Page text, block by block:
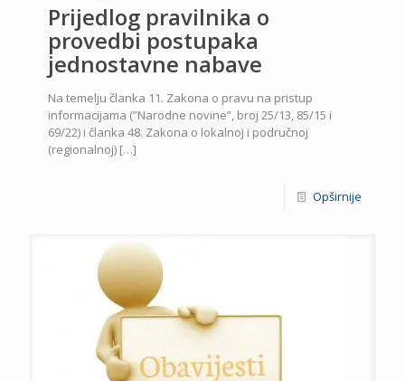
Prijedlog pravilnika o
provedbi postupaka
jednostavne nabave
Na temelju članka 11. Zakona o pravu na pristup
informacijama (”Narodne novine”, broj 25/13, 85/15 i
69/22) i članka 48. Zakona o lokalnoj i područnoj
(regionalnoj) […]
Opširnije